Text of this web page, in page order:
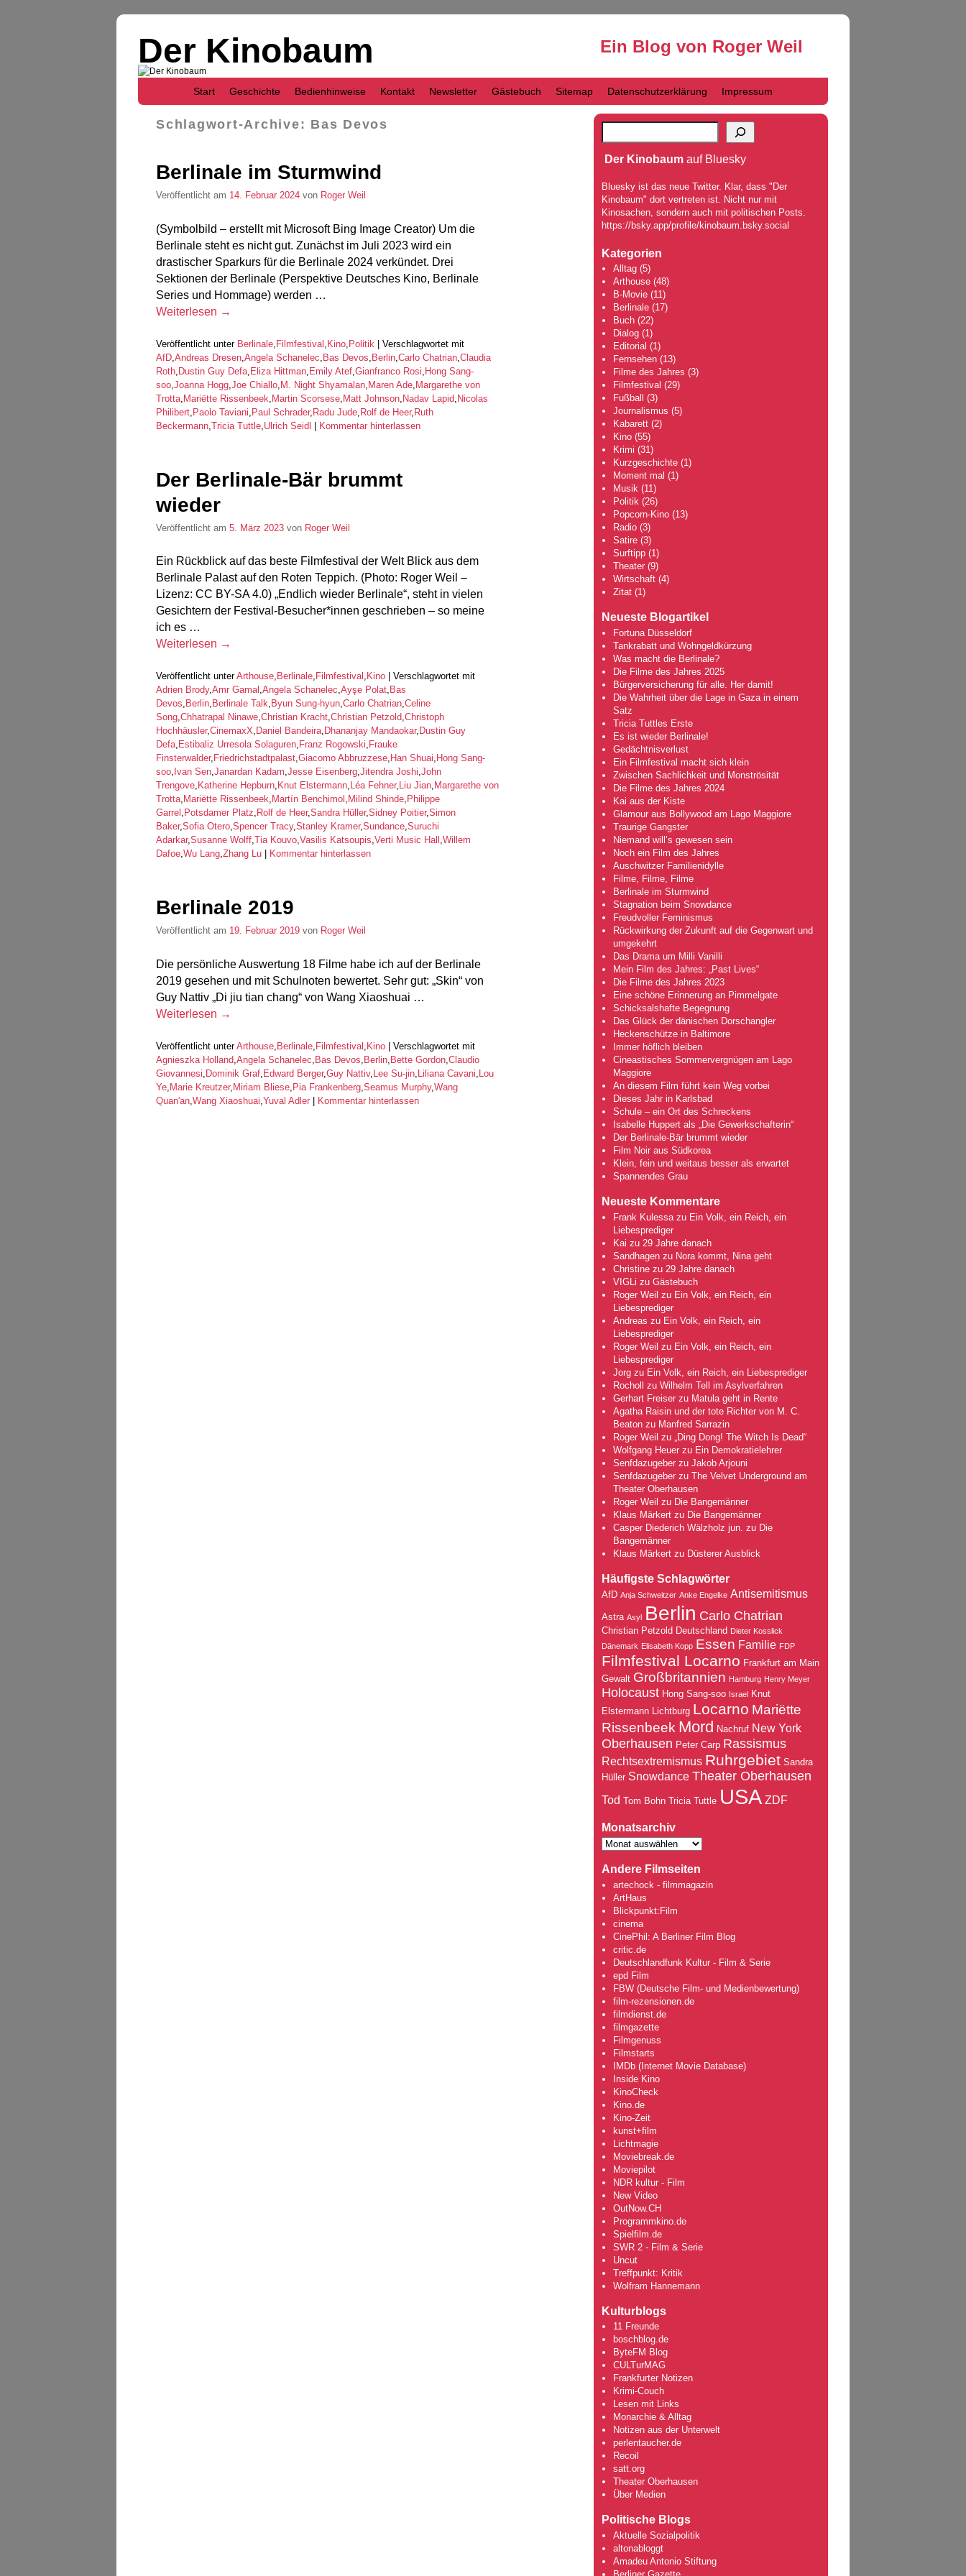
Der Kinobaum Ein Blog von Roger Weil
Start Geschichte Bedienhinweise Kontakt Newsletter Gästebuch Sitemap Datenschutzerklärung Impressum
Schlagwort-Archive: Bas Devos
Berlinale im Sturmwind
Veröffentlicht am 14. Februar 2024 von Roger Weil
(Symbolbild – erstellt mit Microsoft Bing Image Creator) Um die
Berlinale steht es nicht gut. Zunächst im Juli 2023 wird ein
drastischer Sparkurs für die Berlinale 2024 verkündet. Drei
Sektionen der Berlinale (Perspektive Deutsches Kino, Berlinale
Series und Hommage) werden …
Weiterlesen →
Veröffentlicht unter Berlinale Filmfestival Kino Politik
Verschlagwortet mit
AfD Andreas Dresen Angela Schanelec Bas Devos Berlin Carlo Chatrian Claudia
Roth Dustin Guy Defa Eliza Hittman Emily Atef Gianfranco Rosi Hong Sang-
soo Joanna Hogg Joe Chiallo M. Night Shyamalan Maren Ade Margarethe von
Trotta Mariëtte Rissenbeek Martin Scorsese Matt Johnson Nadav Lapid Nicolas
Philibert Paolo Taviani Paul Schrader, Radu Jude Rolf de Heer, Ruth
Beckermann Tricia Tuttle Ulrich Seidl Kommentar hinterlassen
Der Berlinale-Bär brummt
wieder
Veröffentlicht am 5. März 2023 von Roger Weil
Ein Rückblick auf das beste Filmfestival der Welt Blick aus dem
Berlinale Palast auf den Roten Teppich. (Photo: Roger Weil –
Lizenz: CC BY-SA 4.0) „Endlich wieder Berlinale“, steht in vielen
Gesichtern der Festival-Besucher*innen geschrieben – so meine
ich es …
Weiterlesen →
Veröffentlicht unter Arthouse, Berlinale, Filmfestival , Kino
Verschlagwortet mit
Adrien Brody,Amr Gamal ,Angela Schanelec,Ayşe Polat, Bas
Devos, Berlin, Berlinale Talk, Byun Sung-hyun,Carlo Chatrian,Celine
Song,Chhatrapal Ninawe,Christian Kracht,Christian Petzold,Christoph
Hochhäusler,CinemaxX, Daniel Bandeira, Dhananjay Mandaokar, Dustin Guy
Defa, Estibaliz Urresola Solaguren, Franz Rogowski, Frauke
Finsterwalder, Friedrichstadtpalast,Giacomo Abbruzzese, Han Shuai, Hong Sang-
soo, Ivan Sen,Janardan Kadam,Jesse Eisenberg,Jitendra Joshi,John
Trengove, Katherine Hepburn, Knut Elstermann, Léa Fehner, Liu Jian, Margarethe von
Trotta, Mariëtte Rissenbeek, Martín Benchimol , Milind Shinde, Philippe
Garrel , Potsdamer Platz, Rolf de Heer,Sandra Hüller,Sidney Poitier,Simon
Baker,Sofia Otero,Spencer Tracy,Stanley Kramer,Sundance,Suruchi
Adarkar,Susanne Wolff,Tia Kouvo,Vasilis Katsoupis,Verti Music Hall ,Willem
Dafoe,Wu Lang,Zhang Lu Kommentar hinterlassen
Berlinale 2019
Veröffentlicht am 19. Februar 2019 von Roger Weil
Die persönliche Auswertung 18 Filme habe ich auf der Berlinale
2019 gesehen und mit Schulnoten bewertet. Sehr gut: „Skin“ von
Guy Nattiv „Di jiu tian chang“ von Wang Xiaoshuai …
Weiterlesen →
Veröffentlicht unter Arthouse, Berlinale, Filmfestival , Kino
Verschlagwortet mit
Agnieszka Holland,Angela Schanelec, Bas Devos, Berlin, Bette Gordon,Claudio
Giovannesi, Dominik Graf, Edward Berger,Guy Nattiv, Lee Su-jin, Liliana Cavani, Lou
Ye, Marie Kreutzer, Miriam Bliese, Pia Frankenberg,Seamus Murphy,Wang
Quan'an,Wang Xiaoshuai,Yuval Adler Kommentar hinterlassen
Der Kinobaumauf Bluesky
Bluesky ist das neue Twitter. Klar, dass "Der
Kinobaum" dort vertreten ist. Nicht nur mit
Kinosachen, sondern auch mit politischen Posts.
https://bsky.app/profile/kinobaum.bsky.social
Kategorien
Alltag(5)
Arthouse(48)
B-Movie(11)
Berlinale(17)
Buch(22)
Dialog(1)
Editorial (1)
Fernsehen(13)
Filme des Jahres (3)
Filmfestival (29)
Fußball (3)
Journalismus (5)
Kabarett(2)
Kino(55)
Krimi (31)
Kurzgeschichte(1)
Moment mal (1)
Musik(11)
Politik(26)
Popcorn-Kino(13)
Radio(3)
Satire(3)
Surftipp(1)
Theater(9)
Wirtschaft(4)
Zitat(1)
Neueste Blogartikel
Fortuna Düsseldorf
Tankrabatt und Wohngeldkürzung
Was macht die Berlinale?
Die Filme des Jahres 2025
Bürgerversicherung für alle. Her damit!
Die Wahrheit über die Lage in Gaza in einem
Satz
Tricia Tuttles Erste
Es ist wieder Berlinale!
Gedächtnisverlust
Ein Filmfestival macht sich klein
Zwischen Sachlichkeit und Monströsität
Die Filme des Jahres 2024
Kai aus der Kiste
Glamour aus Bollywood am Lago Maggiore
Traurige Gangster
Niemand will’s gewesen sein
Noch ein Film des Jahres
Auschwitzer Familienidylle
Filme, Filme, Filme
Berlinale im Sturmwind
Stagnation beim Snowdance
Freudvoller Feminismus
Rückwirkung der Zukunft auf die Gegenwart und
umgekehrt
Das Drama um Milli Vanilli
Mein Film des Jahres: „Past Lives“
Die Filme des Jahres 2023
Eine schöne Erinnerung an Pimmelgate
Schicksalshafte Begegnung
Das Glück der dänischen Dorschangler
Heckenschütze in Baltimore
Immer höflich bleiben
Cineastisches Sommervergnügen am Lago
Maggiore
An diesem Film führt kein Weg vorbei
Dieses Jahr in Karlsbad
Schule – ein Ort des Schreckens
Isabelle Huppert als „Die Gewerkschafterin“
Der Berlinale-Bär brummt wieder
Film Noir aus Südkorea
Klein, fein und weitaus besser als erwartet
Spannendes Grau
Neueste Kommentare
Frank Kulessazu Ein Volk, ein Reich, ein
Liebesprediger
Kai zu 29 Jahre danach
Sandhagenzu Nora kommt, Nina geht
Christinezu 29 Jahre danach
VIGLi zu Gästebuch
Roger Weil zu Ein Volk, ein Reich, ein
Liebesprediger
Andreas zu Ein Volk, ein Reich, ein
Liebesprediger
Roger Weil zu Ein Volk, ein Reich, ein
Liebesprediger
Jorgzu Ein Volk, ein Reich, ein Liebesprediger
Rocholl zu Wilhelm Tell im Asylverfahren
Gerhart Freiserzu Matula geht in Rente
Agatha Raisin und der tote Richter von M. C.
Beatonzu Manfred Sarrazin
Roger Weil zu „Ding Dong! The Witch Is Dead“
Wolfgang Heuerzu Ein Demokratielehrer
Senfdazugeberzu Jakob Arjouni
Senfdazugeberzu The Velvet Underground am
Theater Oberhausen
Roger Weil zu Die Bangemänner
Klaus Märkertzu Die Bangemänner
Casper Diederich Wälzholz jun. zu Die
Bangemänner
Klaus Märkertzu Düsterer Ausblick
Häufigste Schlagwörter
AfD Anja Schweitzer Anke Engelke Antisemitismus
Astra Asyl Berlin Carlo Chatrian
Christian Petzold Deutschland Dieter Kosslick
Dänemark Elisabeth Kopp Essen Familie FDP
Filmfestival Locarno Frankfurt am Main
Gewalt Großbritannien Hamburg Henry Meyer
Holocaust Hong Sang-soo Israel
Knut
Elstermann Lichtburg Locarno Mariëtte
Rissenbeek Mord Nachruf New York
Oberhausen Peter Carp Rassismus
Rechtsextremismus Ruhrgebiet Sandra
Hüller Snowdance Theater Oberhausen
Tod Tom Bohn Tricia Tuttle USA ZDF
Monatsarchiv
Andere Filmseiten
artechock - filmmagazin
ArtHaus
Blickpunkt:Film
cinema
CinePhil: A Berliner Film Blog
critic.de
Deutschlandfunk Kultur - Film & Serie
epd Film
FBW (Deutsche Film- und Medienbewertung)
film-rezensionen.de
filmdienst.de
filmgazette
Filmgenuss
Filmstarts
IMDb (Internet Movie Database)
Inside Kino
KinoCheck
Kino.de
Kino-Zeit
kunst+film
Lichtmagie
Moviebreak.de
Moviepilot
NDR kultur - Film
New Video
OutNow.CH
Programmkino.de
Spielfilm.de
SWR 2 - Film & Serie
Uncut
Treffpunkt: Kritik
Wolfram Hannemann
Kulturblogs
11 Freunde
boschblog.de
ByteFM Blog
CULTurMAG
Frankfurter Notizen
Krimi-Couch
Lesen mit Links
Monarchie & Alltag
Notizen aus der Unterwelt
perlentaucher.de
Recoil
satt.org
Theater Oberhausen
Über Medien
Politische Blogs
Aktuelle Sozialpolitik
altonabloggt
Amadeu Antonio Stiftung